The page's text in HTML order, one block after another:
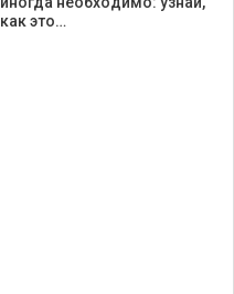
как это…